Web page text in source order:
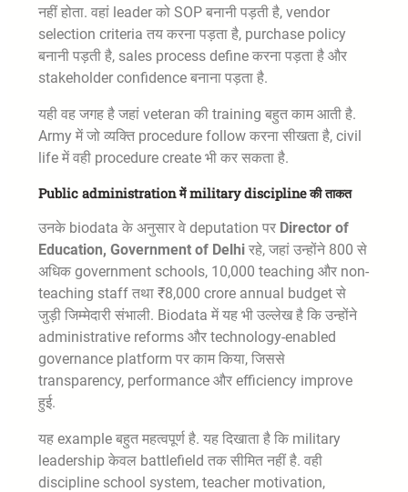
नहीं होता. वहां leader को SOP बनानी पड़ती है, vendor
selection criteria तय करना पड़ता है, purchase policy
बनानी पड़ती है, sales process define करना पड़ता है और
stakeholder confidence बनाना पड़ता है.
यही वह जगह है जहां veteran की training बहुत काम आती है.
Army में जो व्यक्ति procedure follow करना सीखता है, civil
life में वही procedure create भी कर सकता है.
Public administration में military discipline की ताकत
उनके biodata के अनुसार वे deputation पर Director of
Education, Government of Delhi रहे, जहां उन्होंने 800 से
अधिक government schools, 10,000 teaching और non-
teaching staff तथा ₹8,000 crore annual budget से
जुड़ी जिम्मेदारी संभाली. Biodata में यह भी उल्लेख है कि उन्होंने
administrative reforms और technology-enabled
governance platform पर काम किया, जिससे
transparency, performance और efficiency improve
हुई.
यह example बहुत महत्वपूर्ण है. यह दिखाता है कि military
leadership केवल battlefield तक सीमित नहीं है. वही
discipline school system, teacher motivation,